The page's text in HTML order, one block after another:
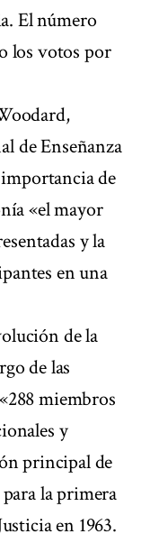
El número
los votos por
de Enseñanza
de
«el mayor
y la
en una
de la
de las
miembros
y
principal de
para la primera
en 1963.